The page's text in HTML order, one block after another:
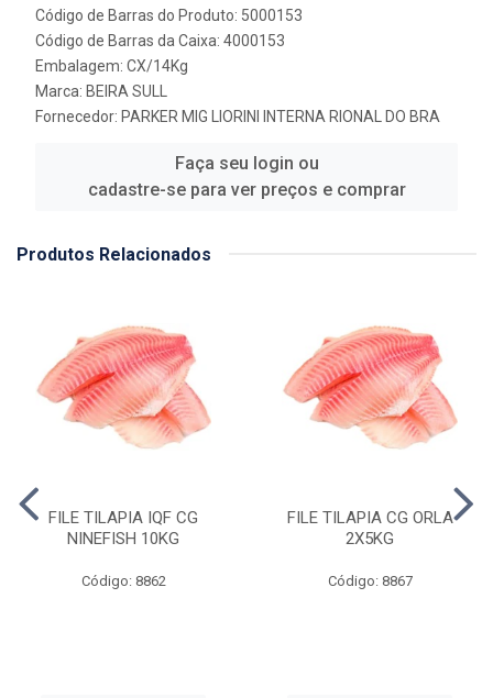
Código de Barras do Produto: 5000153
Código de Barras da Caixa: 4000153
Embalagem: CX/14Kg
Marca: BEIRA SULL
Fornecedor: PARKER MIG LIORINI INTERNA RIONAL DO BRA
Faça seu login ou
cadastre-se para ver preços e comprar
Produtos Relacionados
FILE TILAPIA IQF CG
NINEFISH 10KG
Código: 8862
FILE TILAPIA CG ORLA
2X5KG
Código: 8867